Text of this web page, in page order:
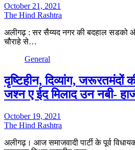
October 21, 2021
The Hind Rashtra
अलीगढ़ : सर सैय्यद नगर की बदहाल सडको
चौराहे से…
General
दृष्टिहीन, दिव्यांग, जरूरतमंदों
जश्न ए ईद मिलाद उन नबी-
October 19, 2021
The Hind Rashtra
अलीगढ़। आज समाजवादी पार्टी के पूर्व